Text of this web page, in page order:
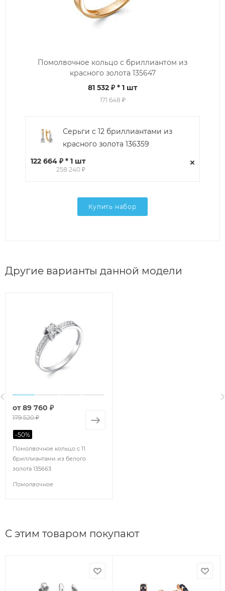
Помолвочное кольцо с бриллиантом из
красного золота 135647
81 532 ₽ * 1 шт
171 648 ₽
Серьги с 12 бриллиантами из
красного золота 136359
122 664 ₽ * 1 шт
258 240 ₽
Купить набор
Другие варианты данной модели
Помолвочное кольцо с 11
бриллиантами из белого
золота 135663
Помолвочное
от89 760 ₽
179 520 ₽
-50%
С этим товаром покупают